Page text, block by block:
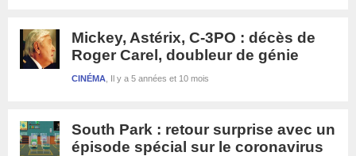
Mickey, Astérix, C-3PO : décès de
Roger Carel, doubleur de génie
Il y a 5 années et 10 mois
CINÉMA
South Park : retour surprise avec un
épisode spécial sur le coronavirus